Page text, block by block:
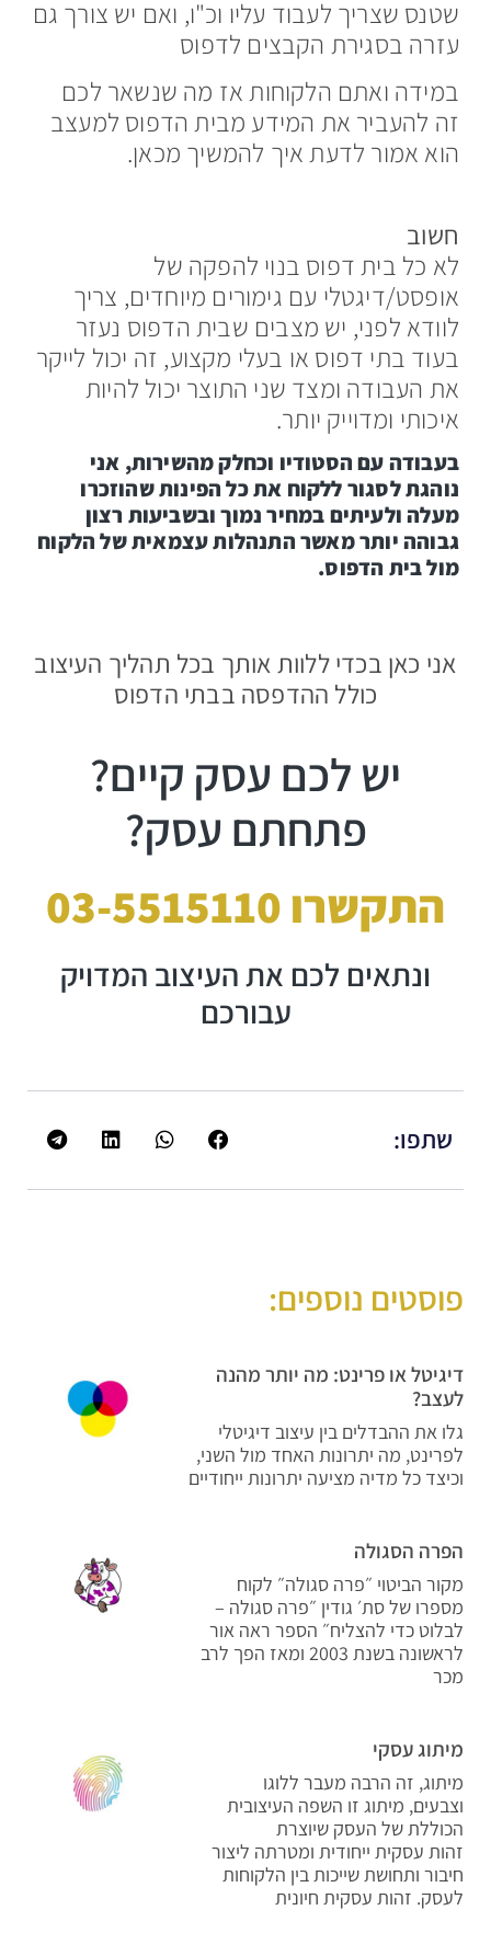
שתפו:
פוסטים נוספים:
דיגיטל או פרינט: מה יותר מהנה
לעצב?
גלו את ההבדלים בין עיצוב דיגיטלי
לפרינט, מה יתרונות האחד מול השני,
וכיצד כל מדיה מציעה יתרונות ייחודיים
הפרה הסגולה
מקור הביטוי ״פרה סגולה״ לקוח
מספרו של סת׳ גודין ״פרה סגולה –
לבלוט כדי להצליח״ הספר ראה אור
לראשונה בשנת 2003 ומאז הפך לרב
מכר
מיתוג עסקי
מיתוג, זה הרבה מעבר ללוגו
וצבעים, מיתוג זו השפה העיצובית
הכוללת של העסק שיוצרת
זהות עסקית ייחודית ומטרתה ליצור
חיבור ותחושת שייכות בין הלקוחות
לעסק. זהות עסקית חיונית
שטנס שצריך לעבוד עליו וכ"ו, ואם יש צורך גם
עזרה בסגירת הקבצים לדפוס
במידה ואתם הלקוחות אז מה שנשאר לכם
זה להעביר את המידע מבית הדפוס למעצב
הוא אמור לדעת איך להמשיך מכאן.
חשוב
לא כל בית דפוס בנוי להפקה של
אופסט/דיגטלי עם גימורים מיוחדים, צריך
לוודא לפני, יש מצבים שבית הדפוס נעזר
בעוד בתי דפוס או בעלי מקצוע, זה יכול לייקר
את העבודה ומצד שני התוצר יכול להיות
איכותי ומדוייק יותר.
בעבודה עם הסטודיו וכחלק מהשירות, אני
נוהגת לסגור ללקוח את כל הפינות שהוזכרו
מעלה ולעיתים במחיר נמוך ובשביעות רצון
גבוהה יותר מאשר התנהלות עצמאית של הלקוח
מול בית הדפוס.
אני כאן בכדי ללוות אותך בכל תהליך העיצוב
כולל ההדפסה בבתי הדפוס
יש לכם עסק קיים?
פתחתם עסק?
התקשרו 03-5515110
ונתאים לכם את העיצוב המדויק
עבורכם